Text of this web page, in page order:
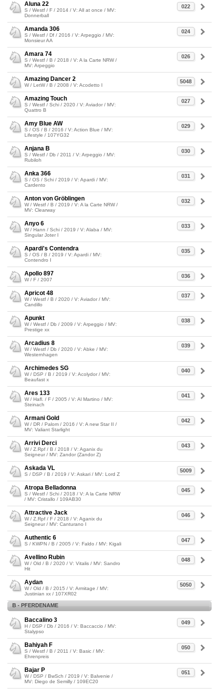
022
Aluna 22
S / Westf / F / 2014 / V: All at once / MV:
Donnerball
024
Amanda 306
S / Westf / Df / 2016 / V: Arpeggio / MV:
Monsieur AA
026
Amara 74
S / Westf / B / 2018 / V: A la Carte NRW /
MV: Arpeggio
5048
Amazing Dancer 2
W / LetW / B / 2008 / V: Acodetto I
027
Amazing Touch
S / Westf / Schi / 2020 / V: Aviador / MV:
Quattro B
029
Amy Blue AW
S / OS / B / 2016 / V: Action Blue / MV:
Lifestyle / 107YG32
030
Anjana B
S / Westf / Db / 2011 / V: Arpeggio / MV:
Rubiloh
031
Anka 366
S / OS / Schi / 2019 / V: Apardi / MV:
Cardento
032
Anton von Gröblingen
W / Westf / B / 2019 / V: A la Carte NRW /
MV: Clearway
033
Anyo 6
W / Hann / Schi / 2019 / V: Alaba / MV:
Singular Joter I
035
Apardi's Contendra
S / OS / B / 2019 / V: Apardi / MV:
Contendro I
036
Apollo 897
W / F / 2007
037
Apricot 48
W / Westf / B / 2020 / V: Aviador / MV:
Candillo
038
Apunkt
W / Westf / Db / 2009 / V: Arpeggio / MV:
Prestige xx
039
Arcadius 8
W / Westf / Db / 2020 / V: Abke / MV:
Westernhagen
040
Archimedes SG
W / DSP / B / 2019 / V: Acolydor / MV:
Beaufast x
041
Ares 133
W / Hafl. / F / 2005 / V: Al Martino / MV:
Steinach
042
Armani Gold
W / DR / Palom / 2016 / V: A new Star II /
MV: Valiant Starlight
043
Arrivi Derci
W / Z.Rpf / B / 2018 / V: Aganix du
Seigneur / MV: Zandor (Zandor Z)
5009
Askada VL
S / DSP / B / 2019 / V: Askari / MV: Lord Z
045
Atropa Belladonna
S / Westf / Schi / 2018 / V: A la Carte NRW
/ MV: Cristallo / 109AB30
046
Attractive Jack
W / Z.Rpf / F / 2018 / V: Aganix du
Seigneur / MV: Canturano I
047
Authentic 6
S / KWPN / B / 2005 / V: Faldo / MV: Kigali
048
Avellino Rubin
W / Old / B / 2020 / V: Vitalis / MV: Sandro
Hit
5050
Aydan
W / Old / B / 2015 / V: Armitage / MV:
Justinian xx / 107XR02
B - PFERDENAME
049
Baccalino 3
H / DSP / Db / 2016 / V: Baccaccio / MV:
Stalypso
050
Bahiyah F
S / Westf / B / 2011 / V: Basic / MV:
Ehrenpreis
051
Bajar P
W / DSP / BwSch / 2019 / V: Balvenie /
MV: Diego de Semilly / 109EC20